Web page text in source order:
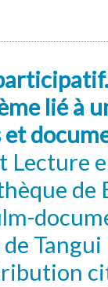
lié à
Lecture
de